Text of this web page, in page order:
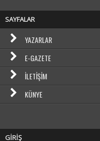
SAYFALAR
YAZARLAR
E-GAZETE
İLETIŞIM
KÜNYE
GİRİŞ